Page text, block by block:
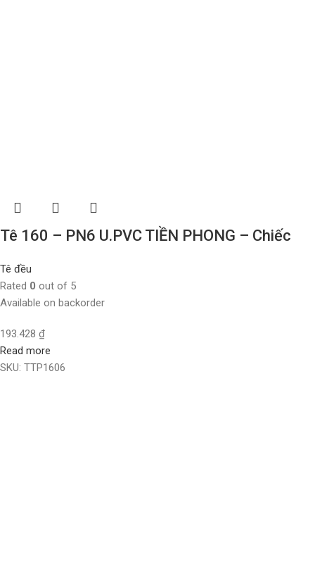
Tê 160 – PN6 U.PVC TIỀN PHONG – Chiếc
Tê đều
Rated 0 out of 5
Available on backorder
193.428 ₫
Read more
SKU: TTP1606